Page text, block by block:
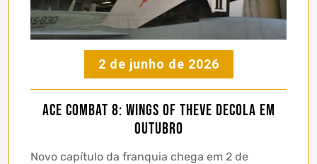
2 de junho de 2026
ACE COMBAT 8: WINGS OF THEVE decola em
outubro
Novo capítulo da franquia chega em 2 de